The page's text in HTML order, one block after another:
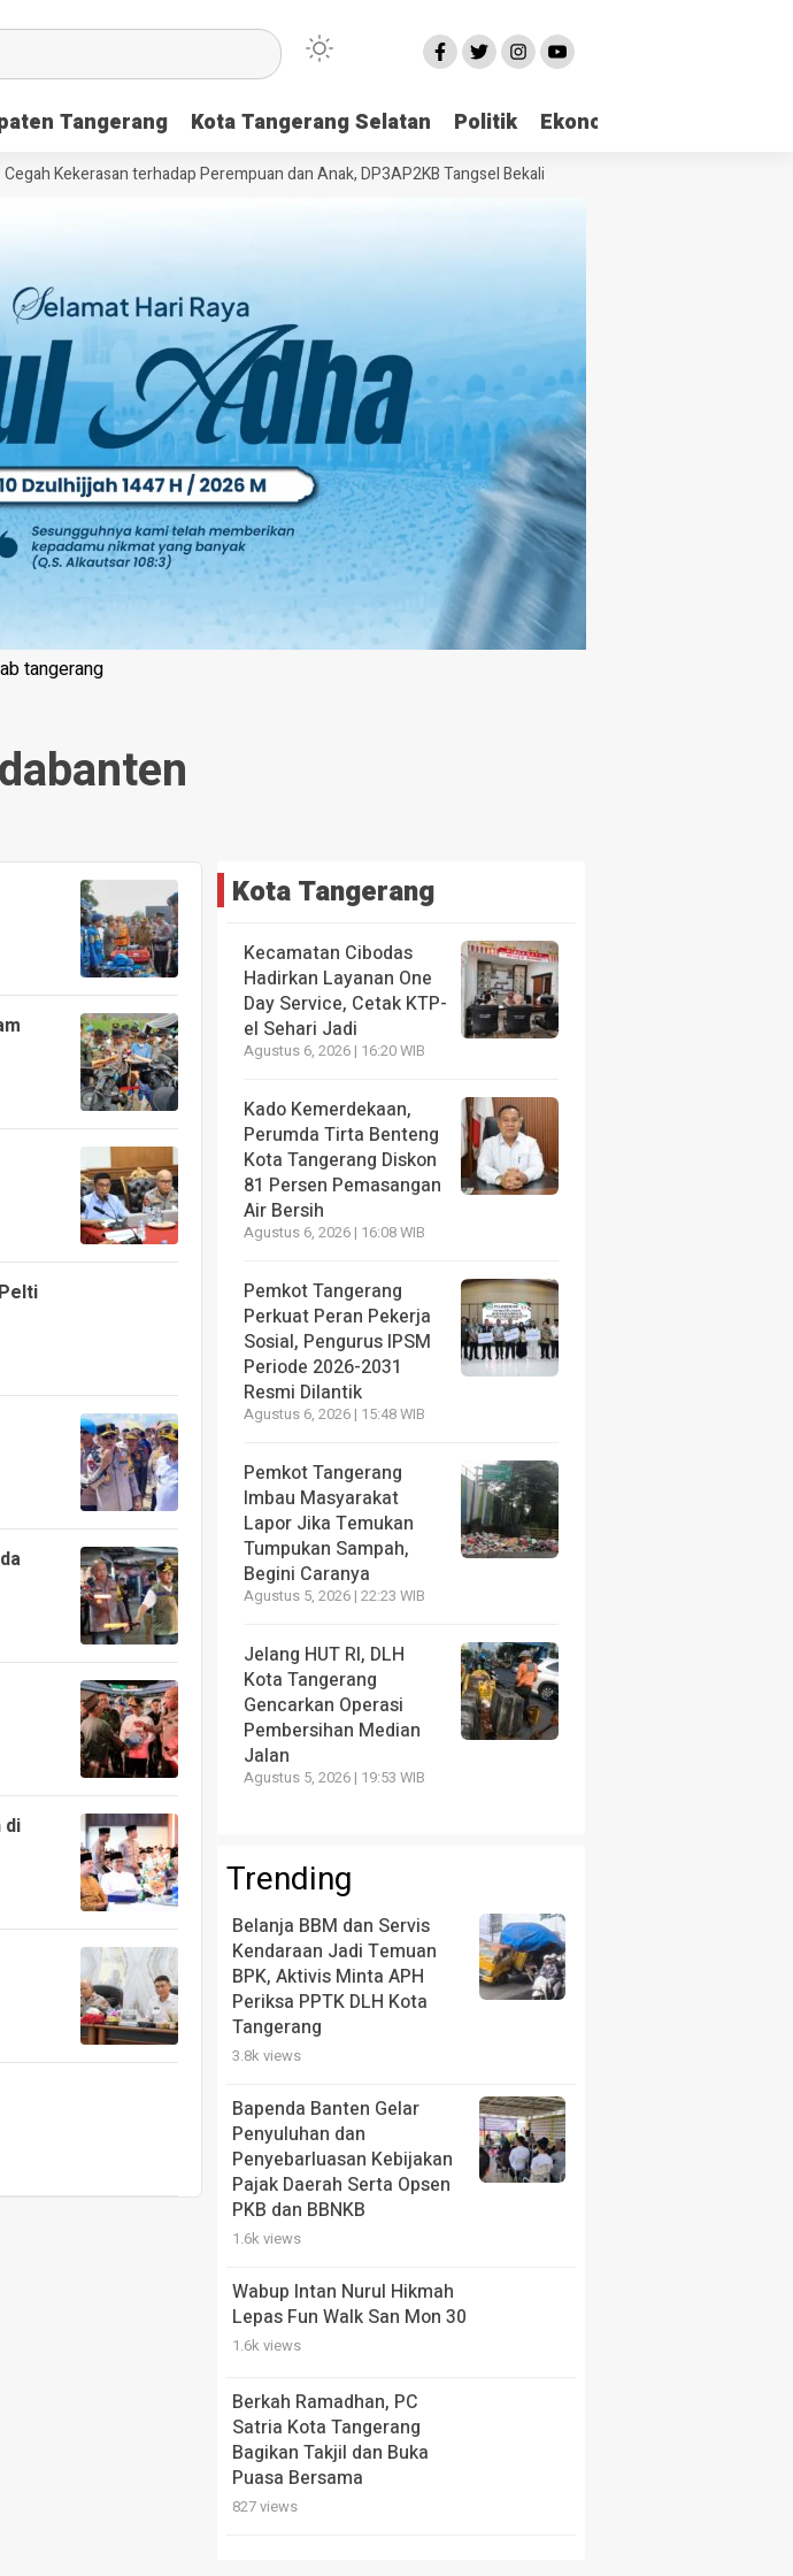
Tangerang Kota Tangerang Selatan Politik Ekonomi
Kekerasan terhadap Perempuan dan Anak, DP3AP2KB Tangsel Bekali Masyarakat Manajemen Stres dan
di
Kota Tangerang
Kecamatan Cibodas
Hadirkan Layanan One
Day Service, Cetak KTP-
el Sehari Jadi
Agustus 6, 2026 | 16:20 WIB
Kado Kemerdekaan,
Perumda Tirta Benteng
Kota Tangerang Diskon
81 Persen Pemasangan
Air Bersih
Agustus 6, 2026 | 16:08 WIB
Pemkot Tangerang
Perkuat Peran Pekerja
Sosial, Pengurus IPSM
Periode 2026-2031
Resmi Dilantik
Agustus 6, 2026 | 15:48 WIB
Pemkot Tangerang
Imbau Masyarakat
Lapor Jika Temukan
Tumpukan Sampah,
Begini Caranya
Agustus 5, 2026 | 22:23 WIB
Jelang HUT RI, DLH
Kota Tangerang
Gencarkan Operasi
Pembersihan Median
Jalan
Agustus 5, 2026 | 19:53 WIB
Trending
Belanja BBM dan Servis
Kendaraan Jadi Temuan
BPK, Aktivis Minta APH
Periksa PPTK DLH Kota
Tangerang
3.8k views
Bapenda Banten Gelar
Penyuluhan dan
Penyebarluasan Kebijakan
Pajak Daerah Serta Opsen
PKB dan BBNKB
1.6k views
Wabup Intan Nurul Hikmah
Lepas Fun Walk San Mon 30
1.6k views
Berkah Ramadhan, PC
Satria Kota Tangerang
Bagikan Takjil dan Buka
Puasa Bersama
827 views